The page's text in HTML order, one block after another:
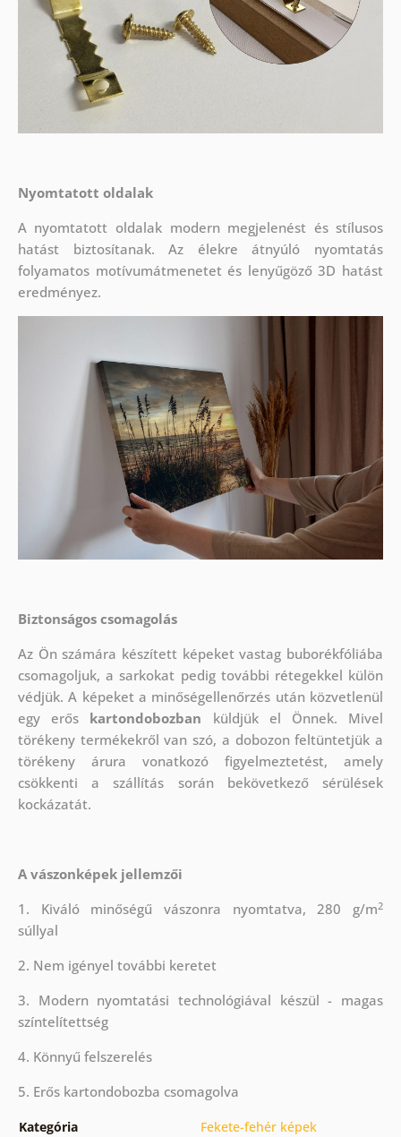
Nyomtatott oldalak
A nyomtatott oldalak modern megjelenést és stílusos
hatást biztosítanak. Az élekre átnyúló nyomtatás
folyamatos motívumátmenetet és lenyűgöző 3D hatást
eredményez.
Biztonságos csomagolás
Az Ön számára készített képeket vastag buborékfóliába
csomagoljuk, a sarkokat pedig további rétegekkel külön
védjük.A képeket a minőségellenőrzés után közvetlenül
egy erős kartondobozban küldjük el Önnek. Mivel
törékeny termékekről van szó, a dobozon feltüntetjük a
törékeny árura vonatkozó figyelmeztetést, amely
csökkenti a szállítás során bekövetkező sérülések
kockázatát.
A vászonképek jellemzői
1. Kiváló minőségű vászonra nyomtatva, 280 g/m2
súllyal
2. Nem igényel további keretet
3. Modern nyomtatási technológiával készül - magas
színtelítettség
4. Könnyű felszerelés
5. Erős kartondobozba csomagolva
Kategória Fekete-fehér képek